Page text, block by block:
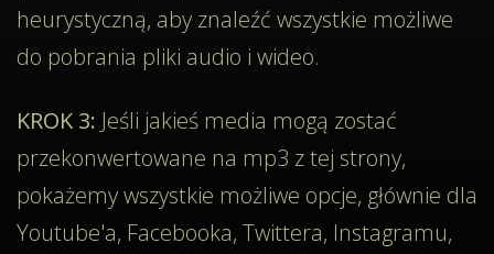
heurystyczną, aby znaleźć wszystkie możliwe
do pobrania pliki audio i wideo.
KROK 3: Jeśli jakieś media mogą zostać
przekonwertowane na mp3 z tej strony,
pokażemy wszystkie możliwe opcje, głównie dla
Youtube'a, Facebooka, Twittera, Instagramu,